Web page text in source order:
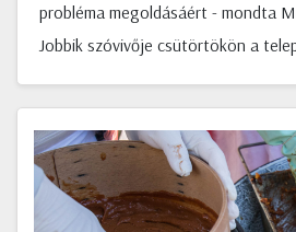
probléma megoldásáért - mondta
Jobbik szóvivője csütörtökön a